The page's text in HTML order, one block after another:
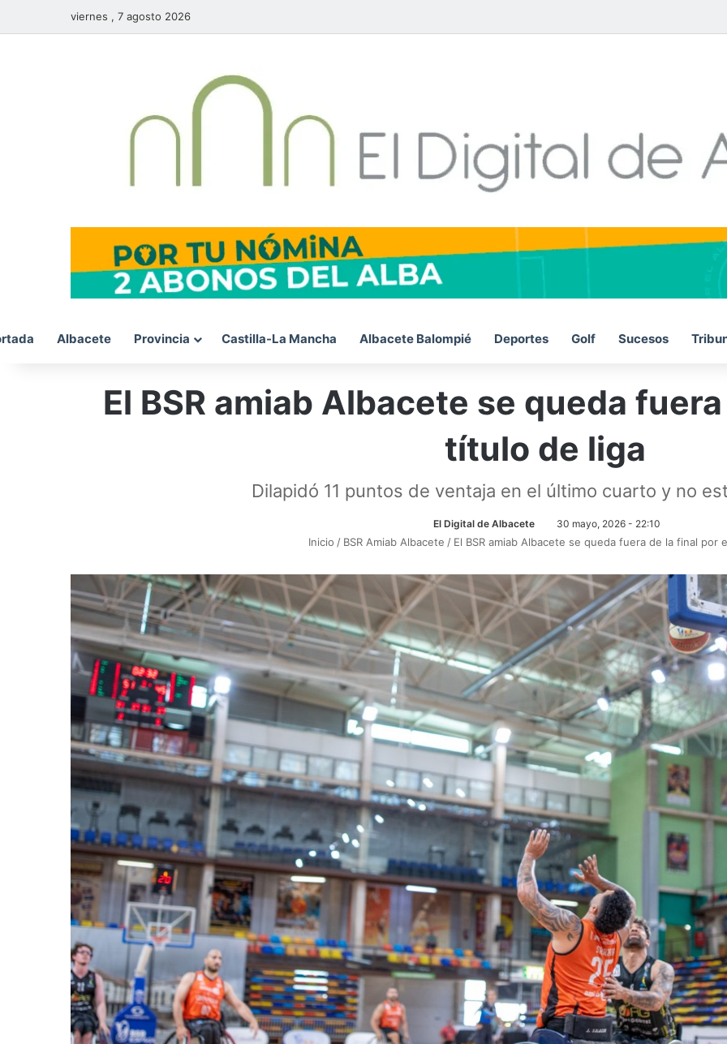
viernes , 7 agosto 2026
Albacete Provincia Castilla-La Mancha Albacete Balompié Deportes Golf Sucesos
El BSR amiab Albacete se queda
título de liga
Dilapidó 11 puntos de ventaja en el último cuarto y no
El Digital de Albacete 30 mayo, 2026 - 22:10
Inicio / BSR Amiab Albacete / El BSR amiab Albacete se queda fuera de la final por